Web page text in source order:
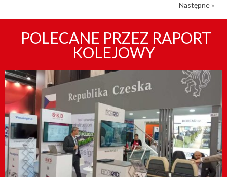
Następne »
POLECANE PRZEZ RAPORT
KOLEJOWY